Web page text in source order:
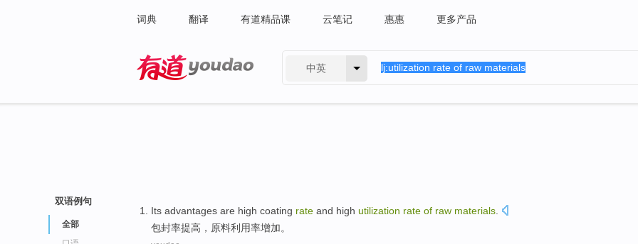
词典 翻译 有道精品课 云笔记 惠惠 更多产品
中英
双语例句
全部
Its advantages are high coating rate and high utilization rate of raw materials
包封率提高， 原料利用率增加。